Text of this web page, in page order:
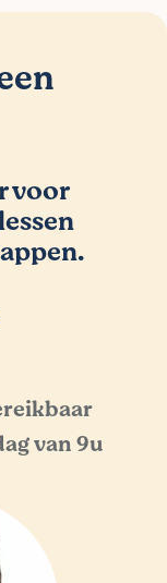
voor
van 9u